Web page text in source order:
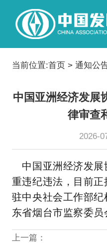
当前位置:首页 > 通知公
中国亚洲经济发展
律审查
2026-
中国亚洲经济发展
重违纪违法，目前
驻中央社会工作部
东省烟台市监察委员
上一篇：